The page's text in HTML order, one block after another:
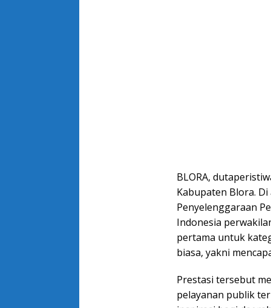
BLORA,
Kabupaten Blora.
Penyelenggaraan
Indonesia
pertama untuk
biasa, yakni
Prestasi tersebut
pelayanan publik